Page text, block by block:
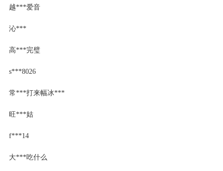
越***爱音
沁***
高***完璧
s***8026
常***打来幅冰***
旺***姑
f***14
大***吃什么